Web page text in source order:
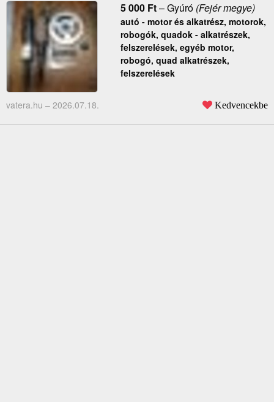
5 000 Ft–Gyúró(Fejér megye)
autó - motor és alkatrész, motorok,
robogók, quadok - alkatrészek,
felszerelések, egyéb motor,
robogó, quad alkatrészek,
felszerelések
vatera.hu – 2026.07.18. Kedvencekbe